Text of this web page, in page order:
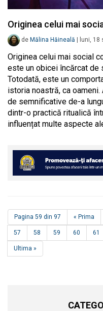
Originea celui mai
de Mălina Hăineală luni, 18
Originea celui mai social
este un obicei încărcat de
Totodată, este un
istoria noastră, ca
de semnificative de-a
dintr-o practică ritualică
influențat multe aspecte
Pagina 59 din 97 « Prima
57 58 59 60 61
Ultima »